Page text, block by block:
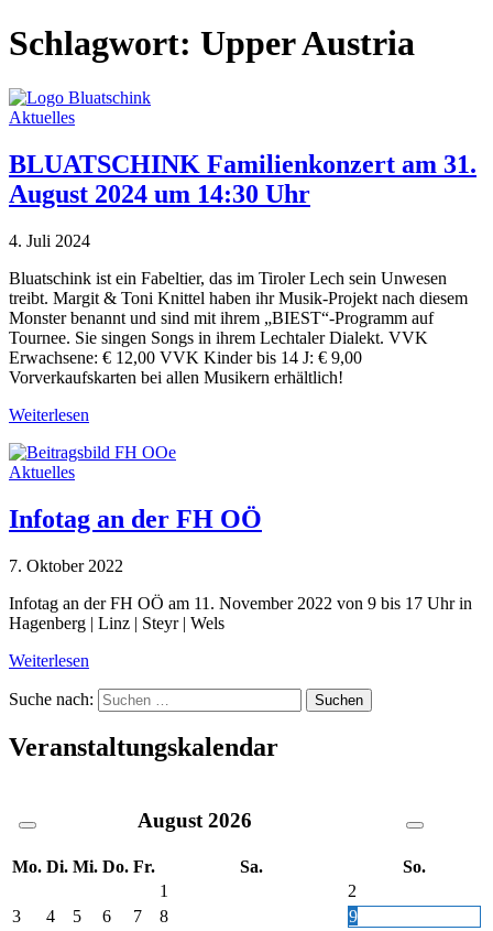
Schlagwort: Upper Austria
Aktuelles
BLUATSCHINK Familienkonzert am 31.
August 2024 um 14:30 Uhr
4. Juli 2024
Bluatschink ist ein Fabeltier, das im Tiroler Lech sein Unwesen
treibt. Margit & Toni Knittel haben ihr Musik-Projekt nach diesem
Monster benannt und sind mit ihrem „BIEST“-Programm auf
Tournee. Sie singen Songs in ihrem Lechtaler Dialekt. VVK
Erwachsene: € 12,00 VVK Kinder bis 14 J: € 9,00
Vorverkaufskarten bei allen Musikern erhältlich!
Weiterlesen
Aktuelles
Infotag an der FH OÖ
7. Oktober 2022
Infotag an der FH OÖ am 11. November 2022 von 9 bis 17 Uhr in
Hagenberg | Linz | Steyr | Wels
Weiterlesen
Suche nach:
Veranstaltungskalendar
August 2026
Mo. Di. Mi. Do. Fr. Sa.
So.
1
2
3
4 5 6 7 8 9